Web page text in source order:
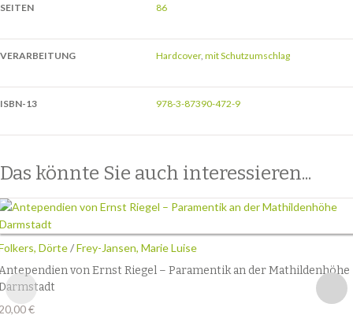
SEITEN 86
VERARBEITUNG Hardcover, mit Schutzumschlag
ISBN-13 978-3-87390-472-9
Das könnte Sie auch interessieren...
Dörte/Frey-Jansen, Marie Luise
von Ernst Riegel – Paramentik an der Mathildenhöhe
€